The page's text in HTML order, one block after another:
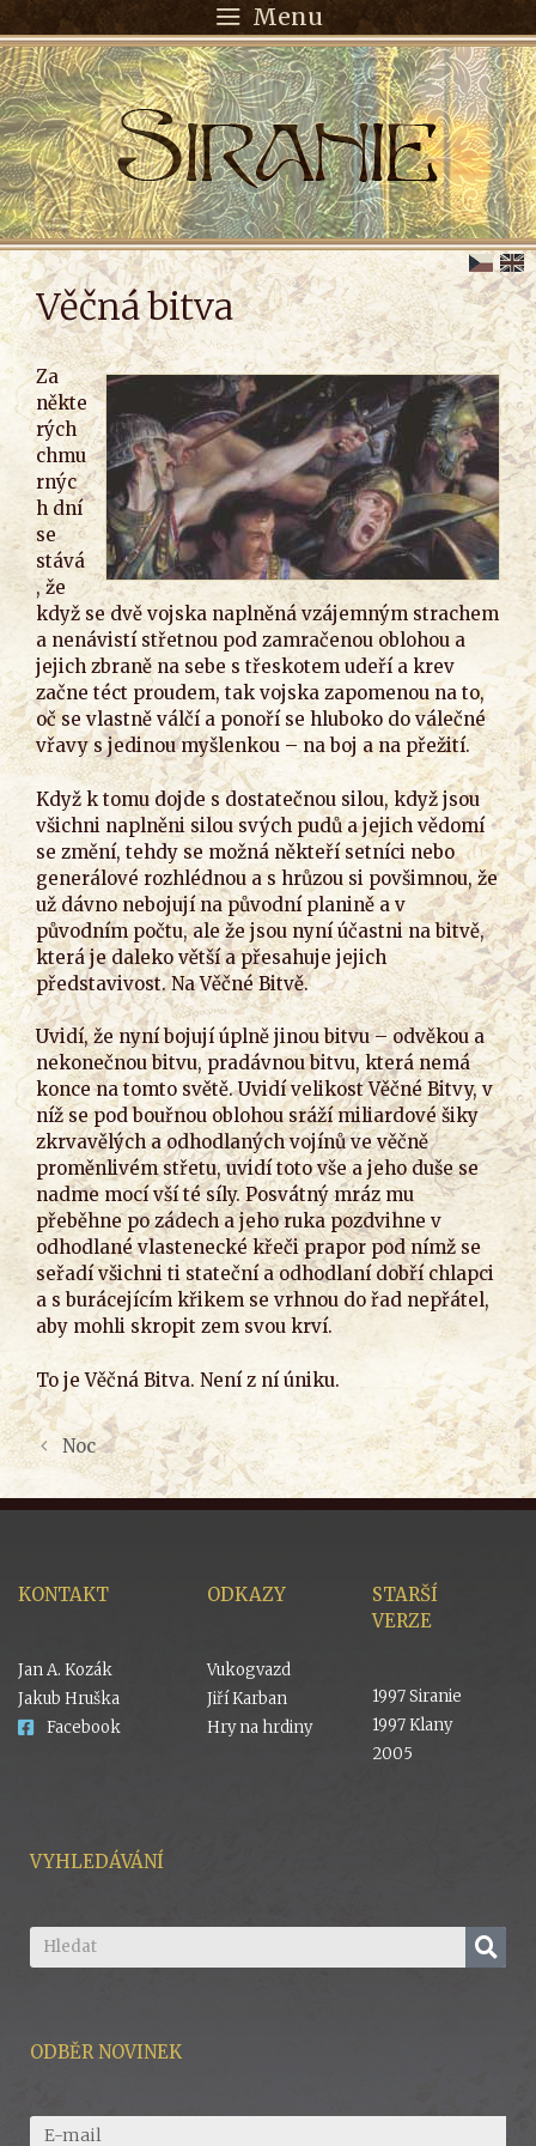
Menu
Věčná bitva
Za
někte
rých
chmu
rnýc
h dní
se
stává
, že
když se dvě vojska naplněná vzájemným strachem
a nenávistí střetnou pod zamračenou oblohou a
jejich zbraně na sebe s třeskotem udeří a krev
začne téct proudem, tak vojska zapomenou na to,
oč se vlastně válčí a ponoří se hluboko do válečné
vřavy s jedinou myšlenkou – na boj a na přežití.
Když k tomu dojde s dostatečnou silou, když jsou
všichni naplněni silou svých pudů a jejich vědomí
se změní, tehdy se možná někteří setníci nebo
generálové rozhlédnou a s hrůzou si povšimnou, že
už dávno nebojují na původní planině a v
původním počtu, ale že jsou nyní účastni na bitvě,
která je daleko větší a přesahuje jejich
představivost. Na Věčné Bitvě.
Uvidí, že nyní bojují úplně jinou bitvu – odvěkou a
nekonečnou bitvu, pradávnou bitvu, která nemá
konce na tomto světě. Uvidí velikost Věčné Bitvy, v
níž se pod bouřnou oblohou sráží miliardové šiky
zkrvavělých a odhodlaných vojínů ve věčně
proměnlivém střetu, uvidí toto vše a jeho duše se
nadme mocí vší té síly. Posvátný mráz mu
přeběhne po zádech a jeho ruka pozdvihne v
odhodlané vlastenecké křeči prapor pod nímž se
seřadí všichni ti stateční a odhodlaní dobří chlapci
a s burácejícím křikem se vrhnou do řad nepřátel,
aby mohli skropit zem svou krví.
To je Věčná Bitva. Není z ní úniku.
Noc
KONTAKT
Jan A. Kozák
Jakub Hruška
Facebook
ODKAZY
Vukogvazd
Jiří Karban
Hry na hrdiny
STARŠÍ
VERZE
1997 Siranie
1997 Klany
2005
VYHLEDÁVÁNÍ
ODBĚR NOVINEK